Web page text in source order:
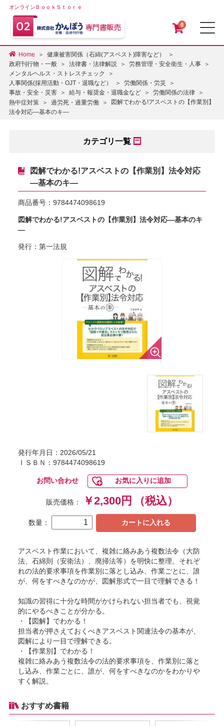
オンラインＢｏｏｋＳｔｏｒｅ
0
Home
健康被害関係（石綿(アスベスト)障害など）
政府刊行物・一般
法律書・法律解説
労務管理・安全衛生・人事
メンタルヘルス・ストレスチェック
人事関係(採用活動・OJT・退職など）
労働関係・労災
事故・安全・災害
給与・報奨金・退職金など
労働関係の法律
熱中症対策
過労死・過重労働
図解でわかる!アスベストの【作業別】
法令対応―基本のキ―
カテゴリ一覧
図解でわかる!アスベストの【作業別】法令対応
―基本のキ―
商品番号： 9784474098619
図解でわかる!アスベストの【作業別】法令対応―基本のキ
―
発行：第一法規
発行年月日：2026/05/21
ＩＳＢＮ：9784474098619
お問い合わせ お気に入りに追加
販売価格： ￥2,300円 （税込）
数量： カートに入れる
アスベスト作業において、複雑に絡みあう複数法令（大防
法、石綿則（安衛法）、廃掃法等）を明快に整理。それぞ
れの法的要求事項を作業別に落とし込み、作業ごとに、誰
が、何をすべきなのかが、図解形式で一目で理解できる！
知識の習得に十分な時間がかけられない担当者でも、視覚
的にやるべきことが分かる。
・【図解】でわかる！
担当者が押さえておくべきアスベスト関連法令の基本が、
図解により一目で理解できる。
・【作業別】でわかる！
複雑に絡みあう複数法令の法的要求事項を、作業別に落と
し込み、作業ごとに、誰が、何をすべきなのかをわかりや
すく解説。
おすすめ書籍